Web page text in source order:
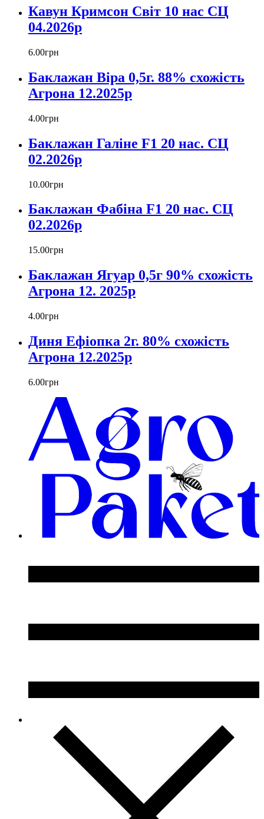
Кавун Кримсон Світ 10 нас СЦ
04.2026р
6.00грн
Баклажан Віра 0,5г. 88% схожість
Агрона 12.2025р
4.00грн
Баклажан Галіне F1 20 нас. СЦ
02.2026р
10.00грн
Баклажан Фабіна F1 20 нас. СЦ
02.2026р
15.00грн
Баклажан Ягуар 0,5г 90% схожість
Агрона 12. 2025р
4.00грн
Диня Ефіопка 2г. 80% схожість
Агрона 12.2025р
6.00грн